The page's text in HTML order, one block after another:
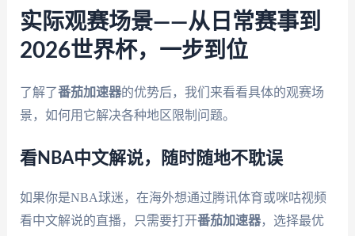
实际观赛场景——从日常赛事到
2026世界杯，一步到位
了解了番茄加速器的优势后，我们来看看具体的观赛场
景，如何用它解决各种地区限制问题。
看NBA中文解说，随时随地不耽误
如果你是NBA球迷，在海外想通过腾讯体育或咪咕视频
看中文解说的直播，只需要打开番茄加速器，选择最优